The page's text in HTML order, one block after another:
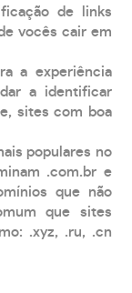
de links
vocês cair em
a experiência
a identificar
sites com boa
populares no
.com.br e
que não
que sites
.xyz, .ru, .cn